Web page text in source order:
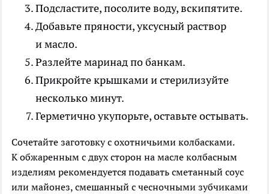
Подсластите, посолите воду, вскипятите.
Добавьте пряности, уксусный раствор
и масло.
Разлейте маринад по банкам.
Прикройте крышками и стерилизуйте
несколько минут.
Герметично укупорьте, оставьте остывать.
Сочетайте заготовку с охотничьими колбасками.
К обжаренным с двух сторон на масле колбасным
изделиям рекомендуется подавать сметанный соус
или майонез, смешанный с чесночными зубчиками